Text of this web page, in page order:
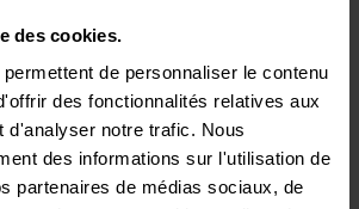
des cookies.
de personnaliser le contenu
des fonctionnalités relatives aux
d'analyser notre trafic. Nous
des informations sur l'utilisation de
partenaires de médias sociaux, de
100% Polyamide (recyclé)
Pas de matière animale